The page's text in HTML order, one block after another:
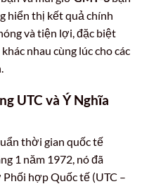
hiển thị kết quả chính
và tiện lợi, đặc biệt
nhau cùng lúc cho các
UTC và Ý Nghĩa
thời gian quốc tế
1 năm 1972, nó đã
hợp Quốc tế (UTC –